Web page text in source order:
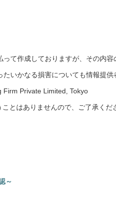
て作成しておりますが、その内容
いかなる損害についても情報提供
Firm Private Limited, Tokyo
とはありませんので、ご了承くだ
～